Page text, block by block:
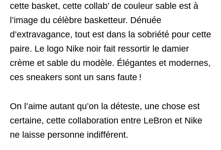
cette basket, cette collab’ de couleur sable est à
l’image du célèbre basketteur. Dénuée
d’extravagance, tout est dans la sobriété pour cette
paire. Le logo Nike noir fait ressortir le damier
crème et sable du modèle. Élégantes et modernes,
ces sneakers sont un sans faute !
On l’aime autant qu’on la déteste, une chose est
certaine, cette collaboration entre LeBron et Nike
ne laisse personne indifférent.